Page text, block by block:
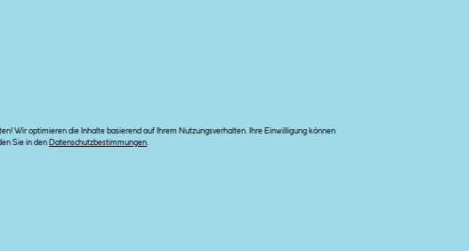
Wir optimieren die Inhalte basierend auf Ihrem Nutzungsverhalten. Ihre Einwilligung können
Sie in den
Datenschutzbestimmungen